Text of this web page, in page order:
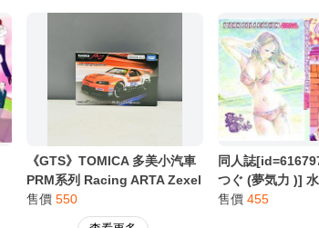
(らふや )] 4コマ らふスケッチ
北海道はでっかいどう (原創)
售價 325
【G&T】
PRM系列 Racing
Skyline 935889
售價 550